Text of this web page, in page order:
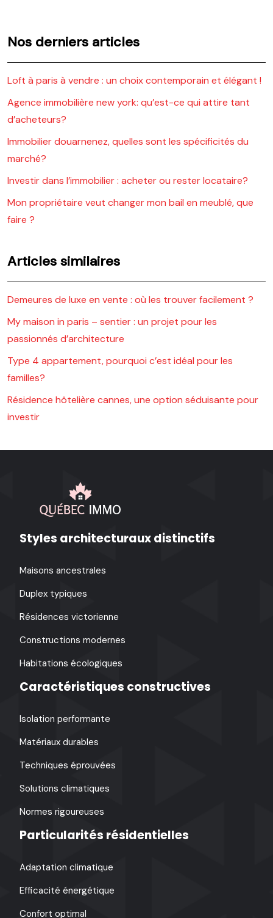
Nos derniers articles
Loft à paris à vendre : un choix contemporain et élégant !
Agence immobilière new york: qu’est-ce qui attire tant
d’acheteurs?
Immobilier douarnenez, quelles sont les spécificités du
marché?
Investir dans l’immobilier : acheter ou rester locataire?
Mon propriétaire veut changer mon bail en meublé, que
faire ?
Articles similaires
Demeures de luxe en vente : où les trouver facilement ?
My maison in paris – sentier : un projet pour les
passionnés d’architecture
Type 4 appartement, pourquoi c’est idéal pour les
familles?
Résidence hôtelière cannes, une option séduisante pour
investir
Styles architecturaux distinctifs
Maisons ancestrales
Duplex typiques
Résidences victorienne
Constructions modernes
Habitations écologiques
Caractéristiques constructives
Isolation performante
Matériaux durables
Techniques éprouvées
Solutions climatiques
Normes rigoureuses
Particularités résidentielles
Adaptation climatique
Efficacité énergétique
Confort optimal